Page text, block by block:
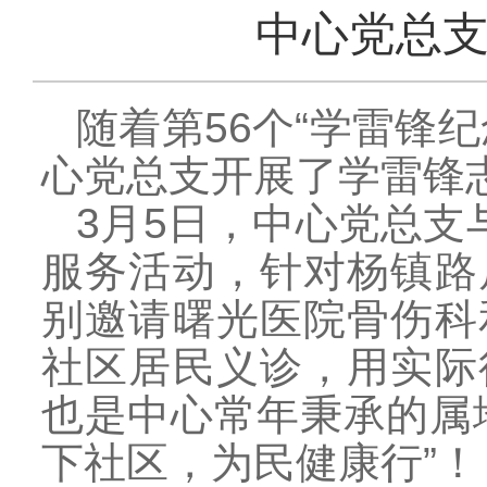
中心党总
随着第56个“学雷锋
心党总支开展了学雷锋
3月5日，中心党总支
服务活动，针对杨镇
别邀请曙光医院骨伤
社区居民义诊，用实
也是中心常年秉承的
下社区，为民健康行”！